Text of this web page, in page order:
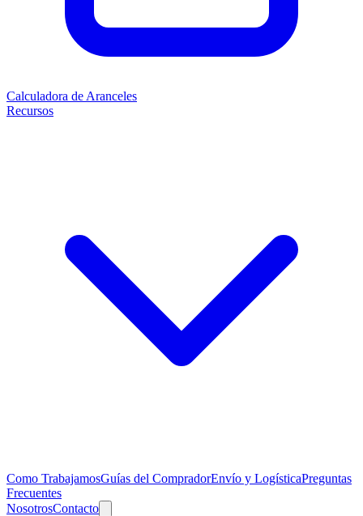
Calculadora de Aranceles
Recursos
Como TrabajamosGuías del CompradorEnvío y LogísticaPreguntas
Frecuentes
NosotrosContacto